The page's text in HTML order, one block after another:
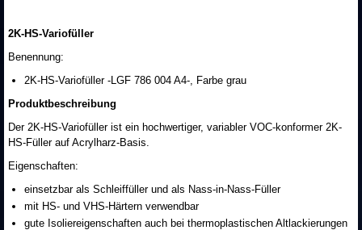
2K-HS-Variofüller
Benennung:
2K-HS-Variofüller -LGF 786 004 A4-, Farbe grau
Produktbeschreibung
Der 2K-HS-Variofüller ist ein hochwertiger, variabler VOC-konformer 2K-
HS-Füller auf Acrylharz-Basis.
Eigenschaften:
einsetzbar als Schleiffüller und als Nass-in-Nass-Füller
mit HS- und VHS-Härtern verwendbar
gute Isoliereigenschaften auch bei thermoplastischen Altlackierungen